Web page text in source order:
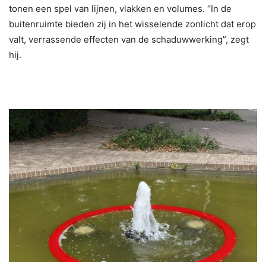
tonen een spel van lijnen, vlakken en volumes. “In de
buitenruimte bieden zij in het wisselende zonlicht dat erop
valt, verrassende effecten van de schaduwwerking”, zegt
hij.